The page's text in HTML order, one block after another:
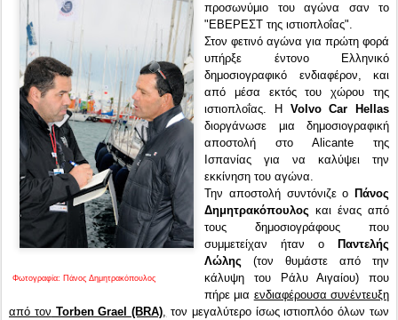
Φωτογραφία: Πάνος Δημητρακόπουλος
προσωνύμιο του αγώνα σαν το
"ΕΒΕΡΕΣΤ της ιστιοπλοΐας".
Στον φετινό αγώνα για πρώτη φορά
υπήρξε έντονο Ελληνικό
δημοσιογραφικό ενδιαφέρον, και
από μέσα εκτός του χώρου της
ιστιοπλοΐας. Η Volvo Car Hellas
διοργάνωσε μια δημοσιογραφική
αποστολή στο Alicante της
Ισπανίας για να καλύψει την
εκκίνηση του αγώνα.
Την αποστολή συντόνιζε ο Πάνος
Δημητρακόπουλος και ένας από
τους δημοσιογράφους που
συμμετείχαν ήταν ο
Παντελής
Λώλης (τον θυμάστε από την
κάλυψη του Ράλυ Αιγαίου) που
πήρε μια ενδιαφέρουσα συνέντευξη
από τον Torben Grael (BRA), τον μεγαλύτερο ίσως ιστιοπλόο όλων των